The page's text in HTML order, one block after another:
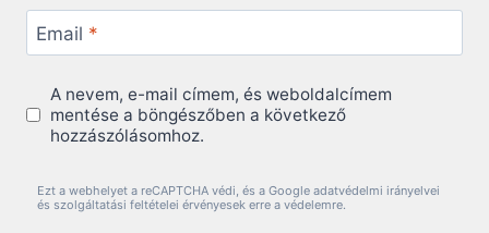
Email *
A nevem, e-mail címem, és weboldalcímem
mentése a böngészőben a következő
hozzászólásomhoz.
Ezt a webhelyet a reCAPTCHA védi, és a Google adatvédelmi irányelvei
és szolgáltatási feltételei érvényesek erre a védelemre.